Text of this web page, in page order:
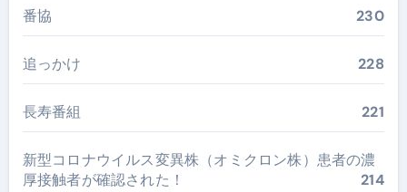
番協 230
追っかけ 228
長寿番組 221
新型コロナウイルス変異株（オミクロン株）患者の濃
厚接触者が確認された！
214